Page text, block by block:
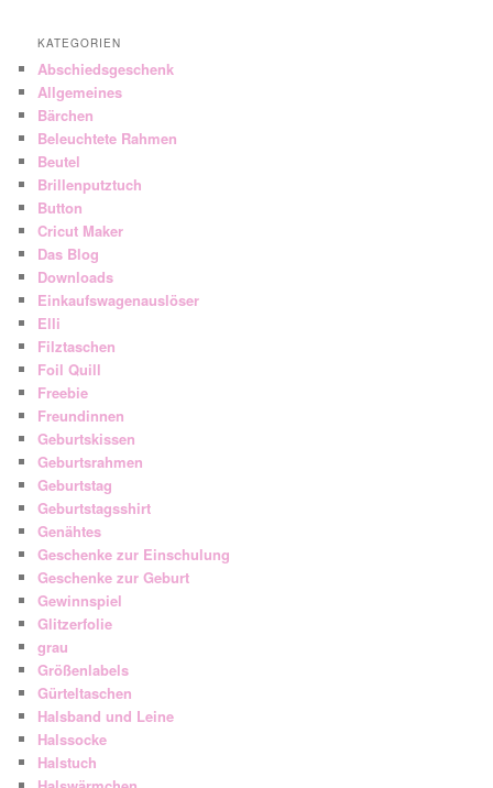
KATEGORIEN
Abschiedsgeschenk
Allgemeines
Bärchen
Beleuchtete Rahmen
Beutel
Brillenputztuch
Button
Cricut Maker
Das Blog
Downloads
Einkaufswagenauslöser
Elli
Filztaschen
Foil Quill
Freebie
Freundinnen
Geburtskissen
Geburtsrahmen
Geburtstag
Geburtstagsshirt
Genähtes
Geschenke zur Einschulung
Geschenke zur Geburt
Gewinnspiel
Glitzerfolie
grau
Größenlabels
Gürteltaschen
Halsband und Leine
Halssocke
Halstuch